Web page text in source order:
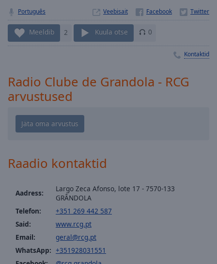
Playback
Chapters
descriptions
Subtitles
settings
opens
subtitles
settings
dialog
subtitles
Português Veebisait
Meeldib 2 Kuula otse 0
Kontaktid
Radio Clube de Grandola - RCG
arvustused
Raadio kontaktid
Aadress:
Largo Zeca Afonso, lote 17 - 7570-133
GRÂNDOLA
Telefon:
+351 269 442 587
Said:
www.rcg.pt
Email:
geral@rcg.pt
WhatsApp: +351928031551